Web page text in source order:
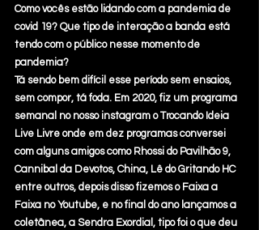
Como vocês estão lidando com a pandemia de
covid 19? Que tipo de interação a banda está
tendo com o público nesse momento de
pandemia?
Tá sendo bem difícil esse período sem ensaios,
sem compor, tá foda. Em 2020, fiz um programa
semanal no nosso instagram o Trocando Ideia
Live Livre onde em dez programas conversei
com alguns amigos como Rhossi do Pavilhão 9,
Cannibal da Devotos, China, Lê do Gritando HC
entre outros, depois disso fizemos o Faixa a
Faixa no Youtube, e no final do ano lançamos a
coletânea, a Sendra Exordial, tipo foi o que deu